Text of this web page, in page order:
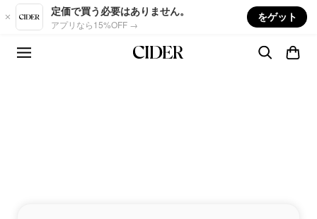
Skip to main content
定価で買う必要はありません。
アプリなら15%OFF →
をゲット